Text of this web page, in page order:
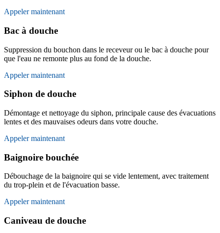
Appeler maintenant
Bac à douche
Suppression du bouchon dans le receveur ou le bac à douche pour
que l'eau ne remonte plus au fond de la douche.
Appeler maintenant
Siphon de douche
Démontage et nettoyage du siphon, principale cause des évacuations
lentes et des mauvaises odeurs dans votre douche.
Appeler maintenant
Baignoire bouchée
Débouchage de la baignoire qui se vide lentement, avec traitement
du trop-plein et de l'évacuation basse.
Appeler maintenant
Caniveau de douche